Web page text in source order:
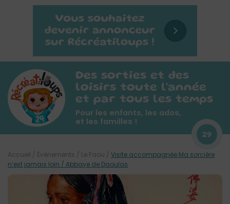
Des sorties et des
loisirs toute l'année
et par tous les temps
Pour les enfants, les ados,
et les familles !
29
Accueil / Évènements / Le Faou / Visite accompagnée Ma sorcière
n’est jamais loin / Abbaye de Daoulas